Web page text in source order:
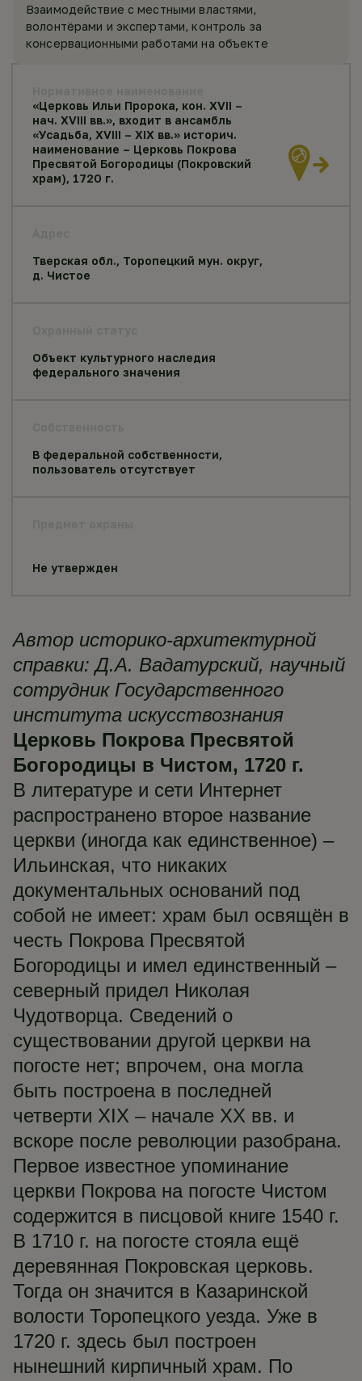
«Церковь Ильи Пророка, кон. XVII –
нач. XVIII вв.», входит в ансамбль
«Усадьба, XVIII – XIX вв.» историч.
наименование – Церковь Покрова
Пресвятой Богородицы (Покровский
храм), 1720 г.
Тверская обл., Торопецкий мун. округ,
д. Чистое
Объект культурного наследия
федерального значения
В федеральной собственности,
пользователь отсутствует
Не утвержден
Взаимодействие с местными властями,
волонтёрами и экспертами, контроль за
консервационными работами на объекте
Автор историко-архитектурной
справки: Д.А. Вадатурский, научный
сотрудник Государственного
института искусствознания
Церковь Покрова Пресвятой
Богородицы в Чистом, 1720 г.
В литературе и сети Интернет
распространено второе название
церкви (иногда как единственное) –
Ильинская, что никаких
документальных оснований под
собой не имеет: храм был освящён в
честь Покрова Пресвятой
Богородицы и имел единственный –
северный придел Николая
Чудотворца. Сведений о
существовании другой церкви на
погосте нет; впрочем, она могла
быть построена в последней
четверти XIX – начале XX вв. и
вскоре после революции разобрана.
Первое известное упоминание
церкви Покрова на погосте Чистом
содержится в писцовой книге 1540 г.
В 1710 г. на погосте стояла ещё
деревянная Покровская церковь.
Тогда он значится в Казаринской
волости Торопецкого уезда. Уже в
1720 г. здесь был построен
нынешний кирпичный храм. По